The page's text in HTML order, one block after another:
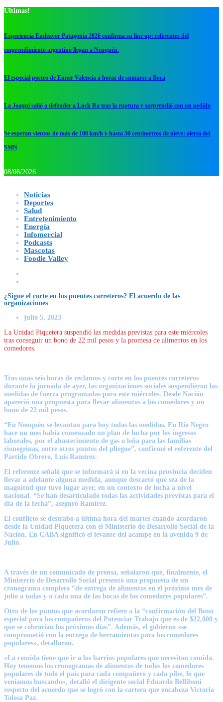
Ultimas!
Experiencia Endeavor Patagonia 2026 confirma su line up: referentes del
emprendimiento argentino llegan a Neuquén.
El especial posteo de Enner Valencia a horas de sumarse a Boca
La Joaqui salió a defender a Luck Ra tras la ruptura y sorprendió con un pedido
Se esperan vientos de más de 100 km/h y hasta 50 centímetros de nieve: alerta del
SMN
08/08/2026
Noticias
Deportes
Salud
Entretenimiento
Energía
Infomercial
Podcasts
Mascotas
Foodie Valley
¿Sigue el corte en los puentes carreteros? El acuerdo de las
organizaciones
julio 5, 2023
La Unidad Piquetera suspendió las medidas previstas para este miércoles
tras conseguir un bono de 22 mil pesos y la promesa de alimentos en los
comedores.
Tras unas seis horas de reclamos y corte en los puentes carreteros
durante la jornada de ayer, las organizaciones sociales suspendieron las
medidas de fuerza programadas para este miércoles. Desde Nación
apareció una propuesta para llevar alimentos a los comedores y un
bono de 22 mil pesos.
“En Neuquén se levantan para hoy todas las medidas. En Río Negro
hace un mes había comenzado un plan de lucha por los ingresos
laborales, por el abastecimiento de gas o leña para las familias
rionegrinas, entre otros puntos del pliegue”, confirmó el referente del
Partido Obrero, Luis Ramírez.
El referente señaló que se informará si en la vecina provincia deciden
llevar a adelante alguna medida, aunque descartó que sea de la
magnitud que tuvo lugar ayer, en un contexto de lucha a nivel
nacional. “Se han desarticulado todas las actividades previstas para el
día de la fecha”, aseguró Ramírez.
El conflicto se destrabó a última hora del martes cuando acordaron
desde la Unidad Piquetera con el Ministerio de Desarrollo Social de la
Nación. En CABA significó el levante del acampe en la avenida 9 de
Julio.
A través de un comunicado de prensa, señalaron que, finalmente, el
Ministerio de Desarrollo Social presentó una propuesta de un
cronograma completo “de entrega de alimentos en el próximo mes de
julio a todas y a cada una de las bocas de los comedores populares”.
Otro de los puntos que acordaron refiere a la “confirmación del Bono
especial para los compañeros del Potenciar Trabajo que es de $22,000 y
que se cobrarían los próximos días”. Además, el gobierno «se
comprometió con la entrega de herramientas para los comedores
populares», detallaron.
«La comida tiene que ir a los barrios populares que necesitan comida.
Hoy tenemos los cronogramas de alimentos de todos los comedores
populares de todo el país para cada compañero y cada pibe, lo que
veníamos buscando», detalló el dirigente social Eduardo Belliboni
respecto del acuerdo que se logró con la cartera que encabeza Victoria
Tolosa Paz.